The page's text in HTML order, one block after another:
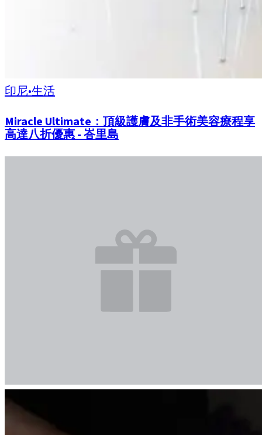
印尼•生活
Miracle Ultimate：頂級護膚及非手術美容療程享
高達八折優惠 - 峇里島